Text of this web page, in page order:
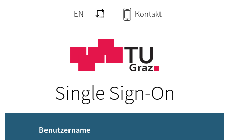
EN Kontakt
Single Sign-On
Benutzername